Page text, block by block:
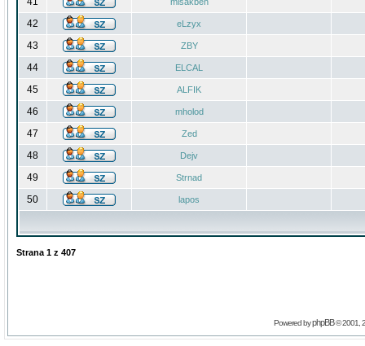
42 eLzyx
43 ZBY
44 ELCAL
45 ALFIK
46 mholod
47 Zed
48 Dejv
49 Strnad
50 lapos
Strana 1 z 407
Powered byphpBB© 2001,